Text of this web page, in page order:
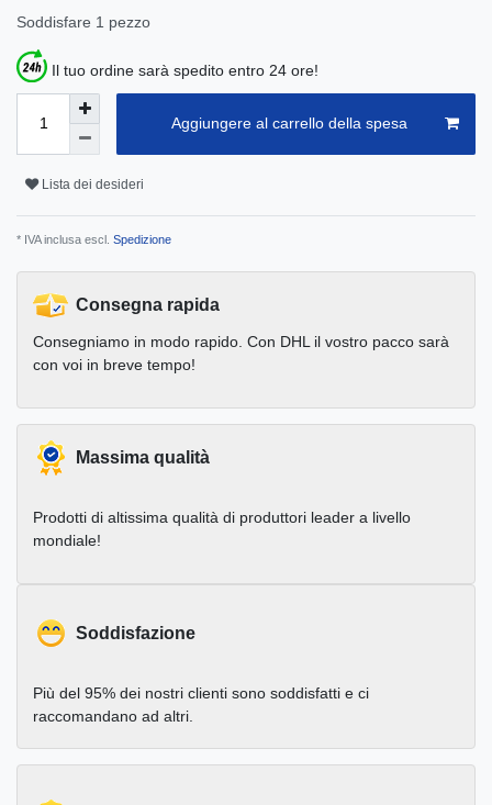
Soddisfare 1 pezzo
Il tuo ordine sarà spedito entro 24 ore!
Aggiungere al carrello della spesa
Lista dei desideri
* IVA inclusa escl. Spedizione
Consegna rapida
Consegniamo in modo rapido. Con DHL il vostro pacco sarà
con voi in breve tempo!
Massima qualità
Prodotti di altissima qualità di produttori leader a livello
mondiale!
Soddisfazione
Più del 95% dei nostri clienti sono soddisfatti e ci
raccomandano ad altri.